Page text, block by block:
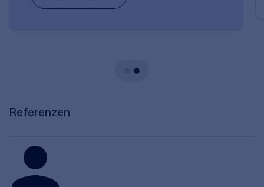
Referenzen